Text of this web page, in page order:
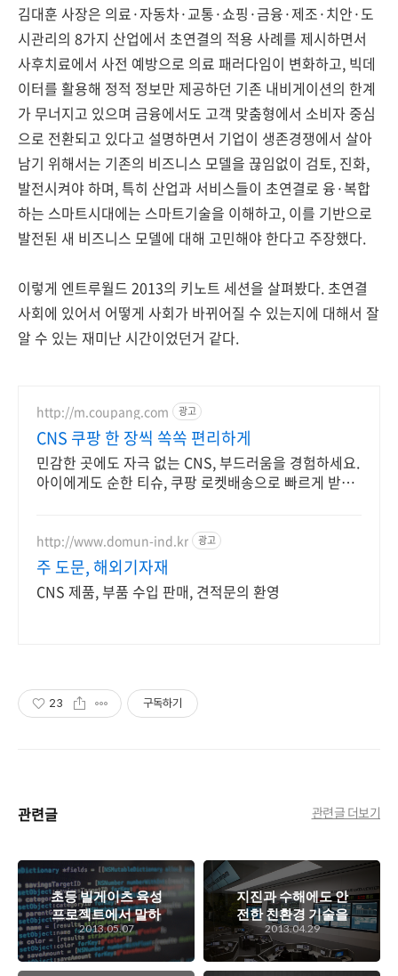
김대훈 사장은 의료·자동차·교통·쇼핑·금융·제조·치안·도
시관리의 8가지 산업에서 초연결의 적용 사례를 제시하면서
사후치료에서 사전 예방으로 의료 패러다임이 변화하고, 빅데
이터를 활용해 정적 정보만 제공하던 기존 내비게이션의 한계
가 무너지고 있으며 금융에서도 고객 맞춤형에서 소비자 중심
으로 전환되고 있다고 설명하면서 기업이 생존경쟁에서 살아
남기 위해서는 기존의 비즈니스 모델을 끊임없이 검토, 진화,
발전시켜야 하며, 특히 산업과 서비스들이 초연결로 융·복합
하는 스마트시대에는 스마트기술을 이해하고, 이를 기반으로
발전된 새 비즈니스 모델에 대해 고민해야 한다고 주장했다.
이렇게 엔트루월드 2013의 키노트 세션을 살펴봤다. 초연결
사회에 있어서 어떻게 사회가 바뀌어질 수 있는지에 대해서 잘
알 수 있는 재미난 시간이었던거 같다.
http://m.coupang.com 광고
CNS 쿠팡 한 장씩 쏙쏙 편리하게
민감한 곳에도 자극 없는 CNS, 부드러움을 경험하세요.
아이에게도 순한 티슈, 쿠팡 로켓배송으로 빠르게 받으
http://www.domun-ind.kr 광고
주 도문, 해외기자재
CNS 제품, 부품 수입 판매, 견적문의 환영
23 구독하기
관련글 관련글 더보기
초등 빌게이츠 육성
프로젝트에서 말하
는 코딩 교육은 사
절. 하지만 어렸을
때부터 코딩을 통해
2013.05.07
지진과 수해에도 안
전한 친환경 기술을
총동원한 데이터센
터를 맛보다. LG
CNS 부산데이터센
2013.04.29